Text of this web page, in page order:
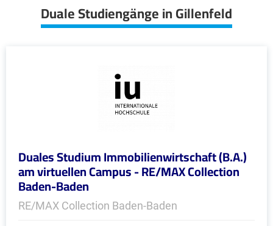
Duale Studiengänge in Gillenfeld
Duales Studium Immobilienwirtschaft (B.A.)
am virtuellen Campus - RE/MAX Collection
Baden-Baden
RE/MAX Collection Baden-Baden